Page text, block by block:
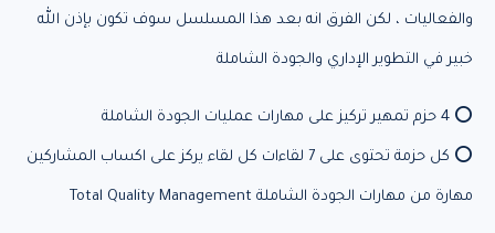
والفعاليات ، لكن الفرق انه بعد هذا المسلسل سوف تكون بإذن الله
خبير في التطوير الإداري والجودة الشاملة
⭕ 4 حزم تمهير تركيز على مهارات عمليات الجودة الشاملة
⭕ كل حزمة تحتوى على 7 لقاءات كل لقاء يركز على اكساب المشاركين
مهارة من مهارات الجودة الشاملة Total Quality Management